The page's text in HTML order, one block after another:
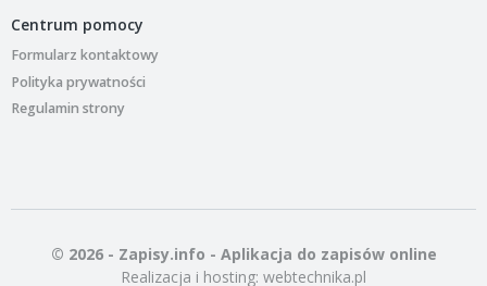
Centrum pomocy
Formularz kontaktowy
Polityka prywatności
Regulamin strony
© 2026 - Zapisy.info - Aplikacja do zapisów online
Realizacja i hosting: webtechnika.pl